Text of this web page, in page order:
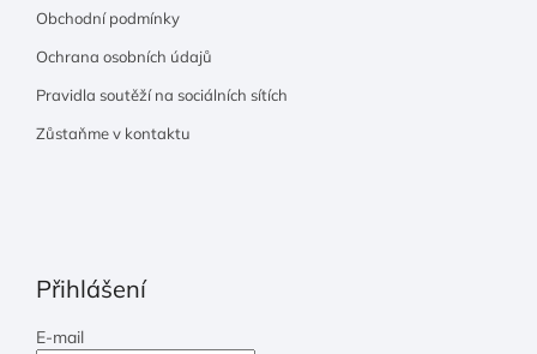
Obchodní podmínky
Ochrana osobních údajů
Pravidla soutěží na sociálních sítích
Zůstaňme v kontaktu
Přihlášení
E-mail